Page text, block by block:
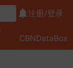
注册/登录
CBNDataBox